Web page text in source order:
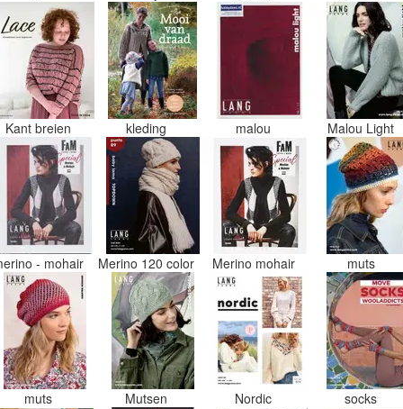
Kant breien kleding malou Malou Light
- mohair Merino 120 color Merino mohair muts
muts Mutsen Nordic socks